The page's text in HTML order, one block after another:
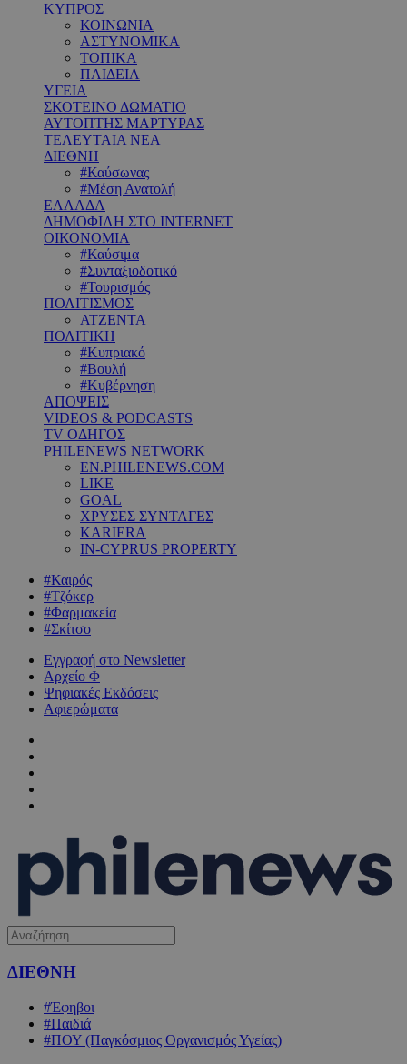
ΚΥΠΡΟΣ
ΚΟΙΝΩΝΙΑ
ΑΣΤΥΝΟΜΙΚΑ
ΤΟΠΙΚΑ
ΠΑΙΔΕΙΑ
ΥΓΕΙΑ
ΣΚΟΤΕΙΝΟ ΔΩΜΑΤΙΟ
ΑΥΤΟΠΤΗΣ ΜΑΡΤΥΡΑΣ
ΤΕΛΕΥΤΑΙΑ ΝΕΑ
ΔΙΕΘΝΗ
#Καύσωνας
#Μέση Ανατολή
ΕΛΛΑΔΑ
ΔΗΜΟΦΙΛΗ ΣΤΟ INTERNET
ΟΙΚΟΝΟΜΙΑ
#Καύσιμα
#Συνταξιοδοτικό
#Τουρισμός
ΠΟΛΙΤΙΣΜΟΣ
ΑΤΖΕΝΤΑ
ΠΟΛΙΤΙΚΗ
#Κυπριακό
#Βουλή
#Κυβέρνηση
ΑΠΟΨΕΙΣ
VIDEOS & PODCASTS
TV ΟΔΗΓΟΣ
PHILENEWS NETWORK
EN.PHILENEWS.COM
LIKE
GOAL
ΧΡΥΣΕΣ ΣΥΝΤΑΓΕΣ
KARIERA
IN-CYPRUS PROPERTY
#Καιρός
#Τζόκερ
#Φαρμακεία
#Σκίτσο
Εγγραφή στο Newsletter
Αρχείο Φ
Ψηφιακές Εκδόσεις
Αφιερώματα
ΔΙΕΘΝΗ
#Έφηβοι
#Παιδιά
#ΠΟΥ (Παγκόσμιος Οργανισμός Υγείας)